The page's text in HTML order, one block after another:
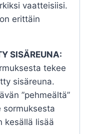
vaatteisiisi.
erittäin
SISÄREUNA:
tekee
sisäreuna.
”pehmeältä”
sormuksesta
kesällä lisää